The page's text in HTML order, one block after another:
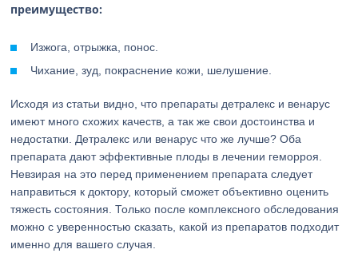
преимущество:
Изжога, отрыжка, понос.
Чихание, зуд, покраснение кожи, шелушение.
Исходя из статьи видно, что препараты детралекс и венарус
имеют много схожих качеств, а так же свои достоинства и
недостатки. Детралекс или венарус что же лучше? Оба
препарата дают эффективные плоды в лечении геморроя.
Невзирая на это перед применением препарата следует
направиться к доктору, который сможет объективно оценить
тяжесть состояния. Только после комплексного обследования
можно с уверенностью сказать, какой из препаратов подходит
именно для вашего случая.